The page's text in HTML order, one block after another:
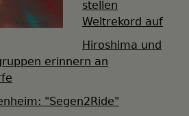
stellen
Weltrekord auf
Hiroshima und
erinnern an
"Segen2Ride"